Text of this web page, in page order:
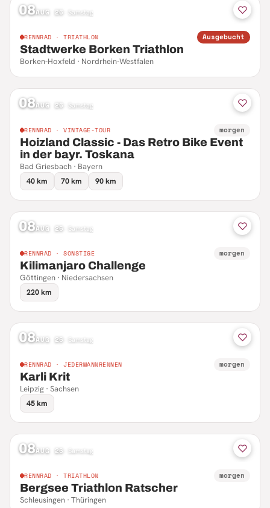
08AUG 26 Samstag
RENNRAD · TRIATHLON Ausgebucht
Stadtwerke Borken Triathlon
Borken-Hoxfeld · Nordrhein-Westfalen
08AUG 26 Samstag
RENNRAD · VINTAGE-TOUR morgen
Hoizland Classic - Das Retro Bike Event
in der bayr. Toskana
Bad Griesbach · Bayern
40 km
70 km 90 km
08AUG 26 Samstag
RENNRAD · SONSTIGE morgen
Kilimanjaro Challenge
Göttingen · Niedersachsen
220 km
08AUG 26 Samstag
RENNRAD · JEDERMANNRENNEN morgen
Karli Krit
Leipzig · Sachsen
45 km
08AUG 26 Samstag
RENNRAD · TRIATHLON morgen
Bergsee Triathlon Ratscher
Schleusingen · Thüringen